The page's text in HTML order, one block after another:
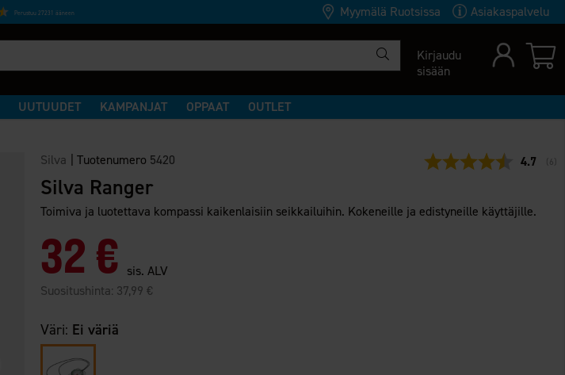
Perustuu 27231 ääneen Myymälä Ruotsissa Asiakaspalvelu
Kirjaudu
sisään
UUTUUDET KAMPANJAT OPPAAT OUTLET
Silva |Tuotenumero 5420 4.7 (6
Silva Ranger
Toimiva ja luotettava kompassi kaikenlaisiin seikkailuihin. Kokeneille ja edistyneille käyttäjille.
32 € sis. ALV
Suositushinta: 37,99 €
Väri: Ei väriä